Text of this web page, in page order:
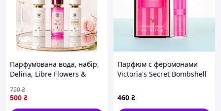
Парфумована вода, набір,
Delina, Libre Flowers &
09 , по 58 мл
500 ₴
750₴
Парфюм с феромонами
Victoria's Secret Bombshell
(ОАЭ)
460 ₴